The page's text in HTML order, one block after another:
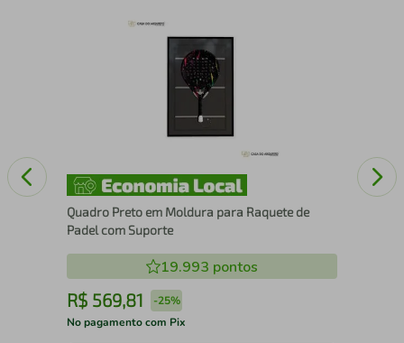
Quadro Preto em Moldura para Raquete de
Padel com Suporte
19.993 pontos
R$ 569,81 -25%
No pagamento com Pix